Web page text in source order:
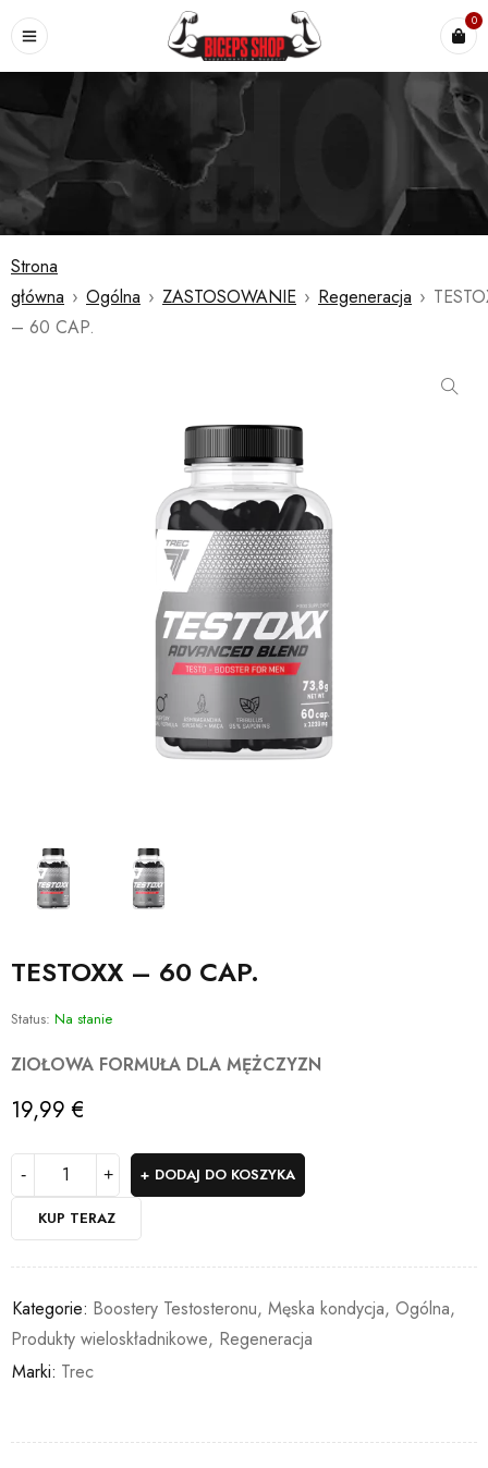
0
Strona
główna › Ogólna › ZASTOSOWANIE › Regeneracja ›
– 60 CAP.
TESTOXX – 60 CAP.
Status: Na stanie
ZIOŁOWA FORMUŁA DLA MĘŻCZYZN
19,99€
DODAJ DO KOSZYKA
KUP TERAZ
Kategorie: Boostery Testosteronu, Męska kondycja, Ogólna,
Produkty wieloskładnikowe, Regeneracja
Marki: Trec